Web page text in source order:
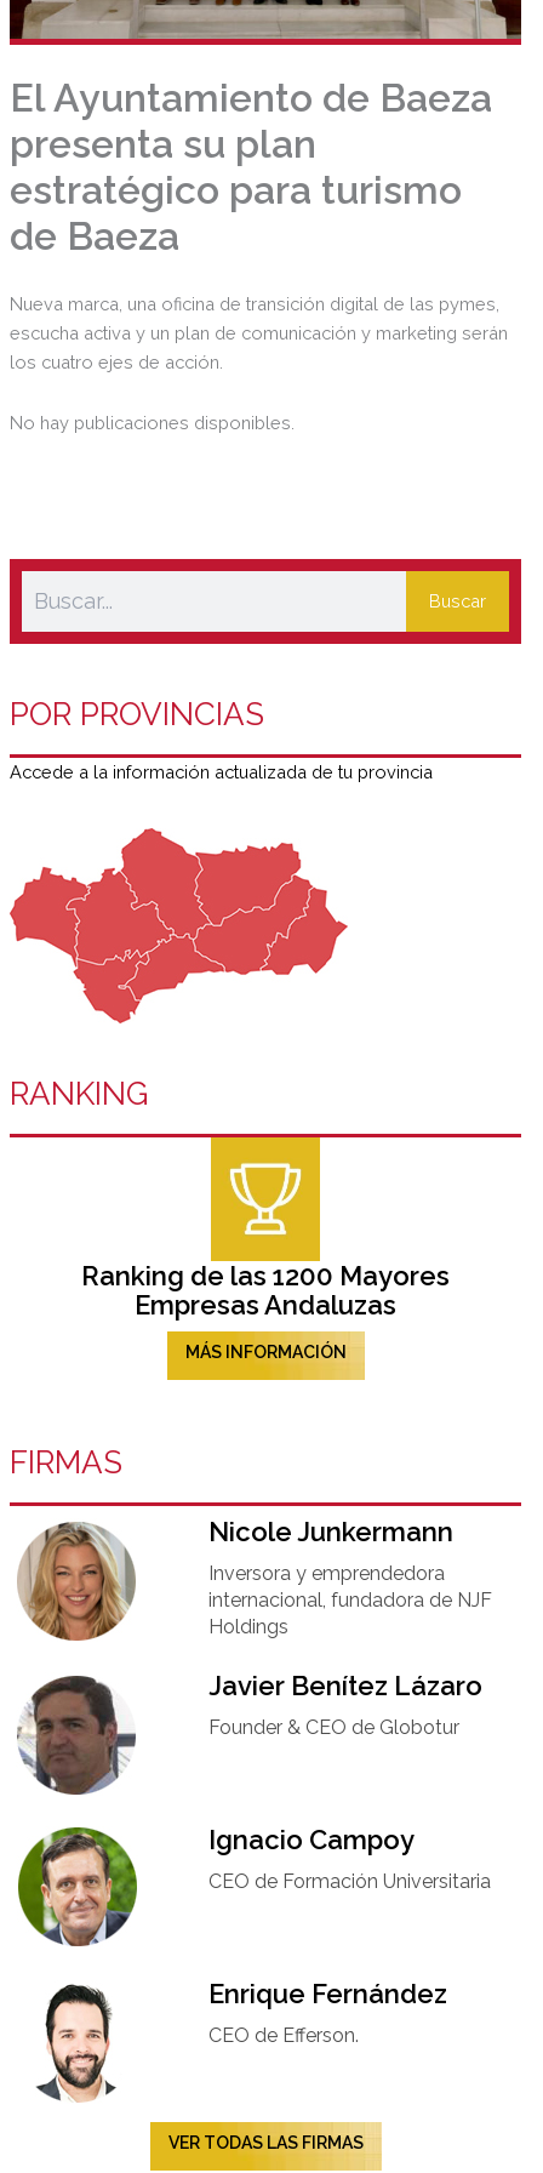
El Ayuntamiento de Baeza
presenta su plan
estratégico para turismo
de Baeza
Nueva marca, una oficina de transición digital de las pymes,
escucha activa y un plan de comunicación y marketing serán
los cuatro ejes de acción.
No hay publicaciones disponibles.
Buscar
POR PROVINCIAS
Accede a la información actualizada de tu provincia
RANKING
Ranking de las 1200 Mayores
Empresas Andaluzas
MÁS INFORMACIÓN
FIRMAS
Nicole Junkermann​
Inversora y emprendedora
internacional, fundadora de NJF
Holdings
Javier Benítez Lázaro
Founder & CEO de Globotur​
Ignacio Campoy​
CEO de Formación Universitaria​
Enrique Fernández
CEO de Efferson.
VER TODAS LAS FIRMAS